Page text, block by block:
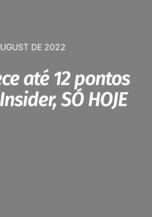
DE 2022
até 12 pontos
SÓ HOJE